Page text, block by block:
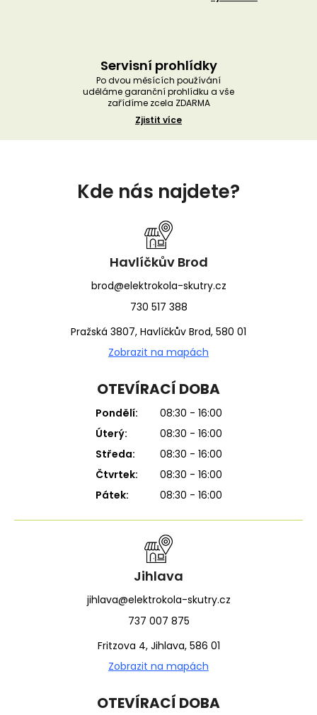
Servisní prohlídky
Po dvou měsících používání
uděláme garanční prohlídku a vše
zařídíme zcela ZDARMA
Zjistit více
Kde nás najdete?
Havlíčkův Brod
brod@elektrokola-skutry.cz
730 517 388
Pražská 3807, Havlíčkův Brod, 580 01
Zobrazit na mapách
OTEVÍRACÍ DOBA
Pondělí:
08:30 - 16:00
Úterý:
08:30 - 16:00
Středa:
08:30 - 16:00
Čtvrtek:
08:30 - 16:00
Pátek:
08:30 - 16:00
Jihlava
jihlava@elektrokola-skutry.cz
737 007 875
Fritzova 4, Jihlava, 586 01
Zobrazit na mapách
OTEVÍRACÍ DOBA